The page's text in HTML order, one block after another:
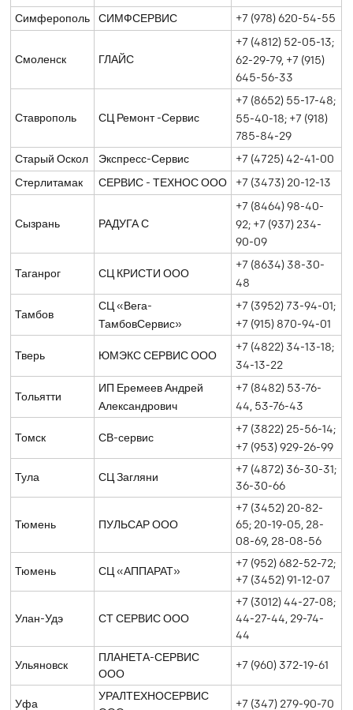
Симферополь
СИМФСЕРВИС +7 (978) 620-54-55
Смоленск ГЛАЙС
+7 (4812) 52-05-13;
62-29-79, +7 (915)
645-56-33
Ставрополь СЦ Ремонт -Сервис
+7 (8652) 55-17-48;
55-40-18; +7 (918)
785-84-29
Старый Оскол
Экспресс-Сервис
+7 (4725) 42-41-00
Стерлитамак
СЕРВИС - ТЕХНОС ООО +7 (3473) 20-12-13
Сызрань РАДУГА С
+7 (8464) 98-40-
92; +7 (937) 234-
90-09
Таганрог СЦ КРИСТИ ООО
+7 (8634) 38-30-
48
Тамбов
СЦ «Вега-
ТамбовСервис»
+7 (3952) 73-94-01;
+7 (915) 870-94-01
Тверь ЮМЭКС СЕРВИС ООО
+7 (4822) 34-13-18;
34-13-22
Тольятти
ИП Еремеев Андрей
Александрович
+7 (8482) 53-76-
44, 53-76-43
Томск СВ-сервис
+7 (3822) 25-56-14;
+7 (953) 929-26-99
Тула СЦ Загляни
+7 (4872) 36-30-31;
36-30-66
Тюмень ПУЛЬСАР ООО
+7 (3452) 20-82-
65; 20-19-05, 28-
08-69, 28-08-56
Тюмень СЦ «АППАРАТ»
+7 (952) 682-52-72;
+7 (3452) 91-12-07
Улан-Удэ СТ СЕРВИС ООО
+7 (3012) 44-27-08;
44-27-44, 29-74-
44
Ульяновск
ПЛАНЕТА-СЕРВИС
ООО
+7 (960) 372-19-61
Уфа
УРАЛТЕХНОСЕРВИС
+7 (347) 279-90-70